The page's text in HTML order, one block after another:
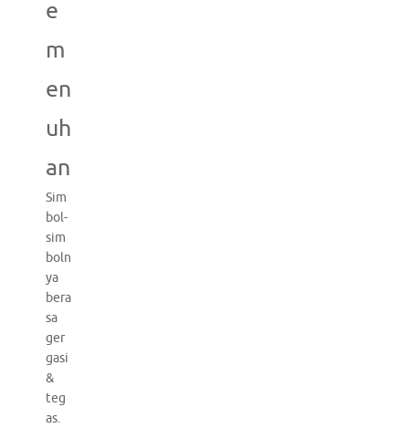
e
m
en
uh
an
Sim
bol-
sim
boln
ya
bera
sa
ger
gasi
&
teg
as.